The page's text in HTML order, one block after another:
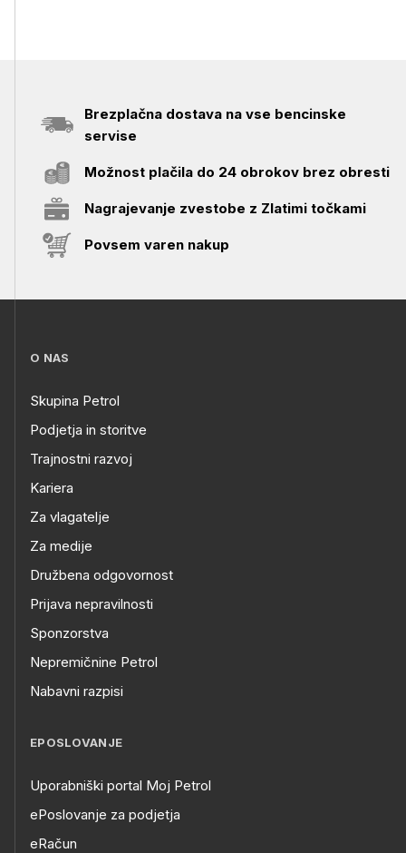
Brezplačna dostava na vse bencinske
servise
Možnost plačila do 24 obrokov brez obresti
Nagrajevanje zvestobe z Zlatimi točkami
Povsem varen nakup
O NAS
Skupina Petrol
Podjetja in storitve
Trajnostni razvoj
Kariera
Za vlagatelje
Za medije
Družbena odgovornost
Prijava nepravilnosti
Sponzorstva
Nepremičnine Petrol
Nabavni razpisi
EPOSLOVANJE
Uporabniški portal Moj Petrol
ePoslovanje za podjetja
eRačun